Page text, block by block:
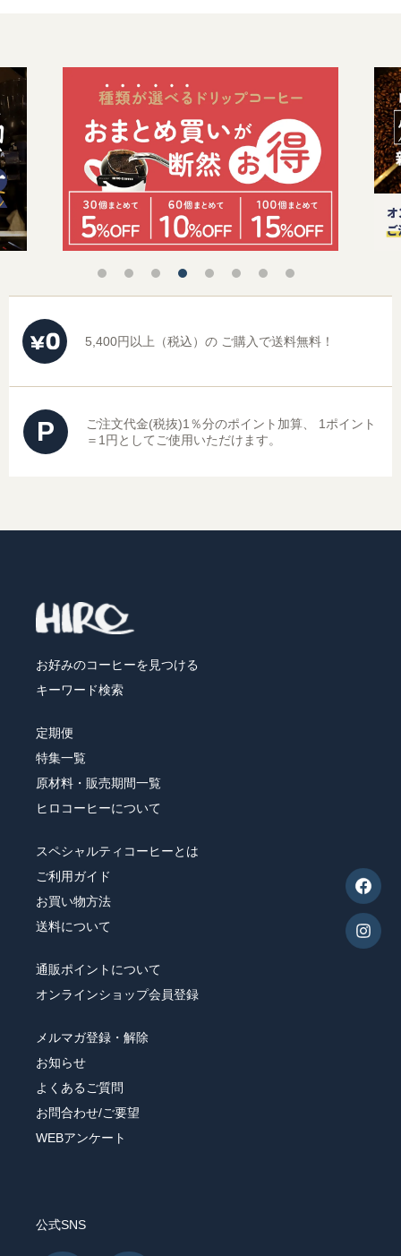
レギュラーコーヒーギフト
ドリップコーヒーギフト
スイーツギフト
スイーツとコーヒーギフト
アイスコーヒーギフト
送料無料（ギフト）
スイーツ
味わいで選ぶ
焙煎度で選ぶ
産地で選ぶ
こだわりで選ぶ
シーン/気分で選ぶ
飲み方で選ぶ
5,400円以上（税込）の ご購入で送料無料！
P ご注文代金(税抜)1％分のポイント加算、
1ポイント
＝1円としてご使用いただけます。
お好みのコーヒーを見つける
キーワード検索
定期便
特集一覧
原材料・販売期間一覧
ヒロコーヒーについて
スペシャルティコーヒーとは
ご利用ガイド
お買い物方法
送料について
通販ポイントについて
オンラインショップ会員登録
メルマガ登録・解除
お知らせ
よくあるご質問
お問合わせ/ご要望
WEBアンケート
公式SNS